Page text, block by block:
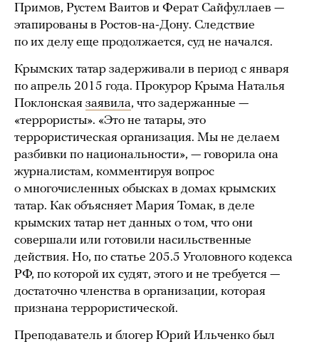
Примов, Рустем Ваитов и Ферат Сайфуллаев —
этапированы в Ростов-на-Дону. Следствие
по их делу еще продолжается, суд не начался.
Крымских татар задерживали в период с января
по апрель 2015 года. Прокурор Крыма Наталья
Поклонская заявила, что задержанные —
«террористы». «Это не татары, это
террористическая организация. Мы не делаем
разбивки по национальности», — говорила она
журналистам, комментируя вопрос
о многочисленных обысках в домах крымских
татар. Как объясняет Мария Томак, в деле
крымских татар нет данных о том, что они
совершали или готовили насильственные
действия. Но, по статье 205.5 Уголовного кодекса
РФ, по которой их судят, этого и не требуется —
достаточно членства в организации, которая
признана террористической.
Преподаватель и блогер Юрий Ильченко был